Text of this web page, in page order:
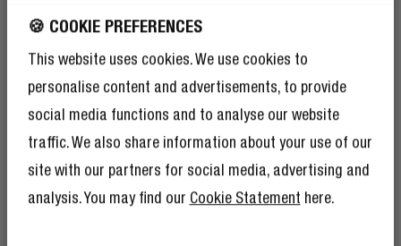
🍪 COOKIE PREFERENCES
This website uses cookies. We use cookies to
personalise content and advertisements, to provide
social media functions and to analyse our website
traffic. We also share information about your use of our
site with our partners for social media, advertising and
analysis. You may find our Cookie Statement here.
par commande, dans la limite des stocks
disponibles.
Pour recevoir l'éventail à main offert, ajoutez
Puis choisissez la couleur de votre éventail à main
et ajoutez-le vous-même au panier.
La réduction sera appliquée automatiquement lors
DE RÉDUCTION SUR
VOTRE PROCHAINE
COMMANDE !
pas, devenir membre du Rebel Club signifie
également que vous bénéficierez de
nombreux autres avantages.En savoir plus
ici.